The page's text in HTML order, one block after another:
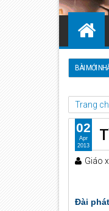
BÀI MỚI
Trang
Giáo
Đài
02
Apr
2013